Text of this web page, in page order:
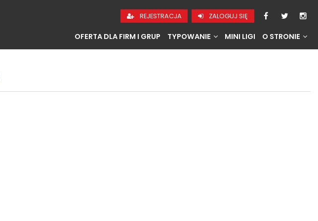
REJESTRACJA ZALOGUJ SIĘ
OFERTA DLA FIRM I GRUP TYPOWANIE MINI LIGI O STRONIE